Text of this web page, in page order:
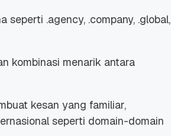
seperti .agency, .company, .global,
kombinasi menarik antara
kesan yang familiar,
seperti domain-domain